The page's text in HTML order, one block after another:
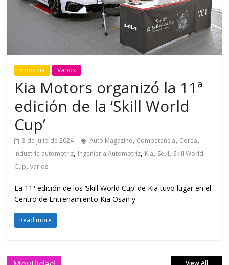
Industria Varios
Kia Motors organizó la 11ª
edición de la ‘Skill World
Cup’
3 de julio de 2024 Auto Magazine, Competencia, Corea,
industria automotriz, Ingeniería Automotriz, Kia, Seúl, Skill World
Cup,varios
La 11ª edición de los ‘Skill World Cup’ de Kia tuvo lugar en el
Centro de Entrenamiento Kia Osan y
Read more